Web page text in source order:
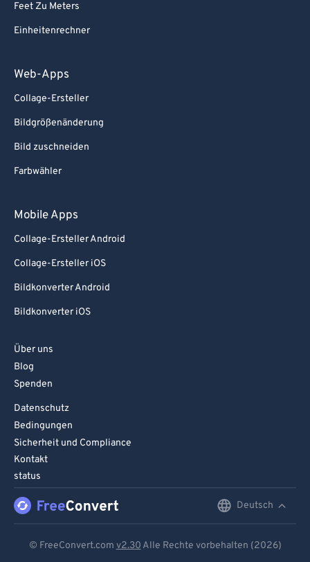
Feet Zu Meters
Einheitenrechner
Web-Apps
Collage-Ersteller
Bildgrößenänderung
Bild zuschneiden
Farbwähler
Mobile Apps
Collage-Ersteller Android
Collage-Ersteller iOS
Bildkonverter Android
Bildkonverter iOS
Über uns
Blog
Spenden
Datenschutz
Bedingungen
Sicherheit und Compliance
Kontakt
status
Deutsch
© FreeConvert.com v2.30 Alle Rechte vorbehalten (2026)